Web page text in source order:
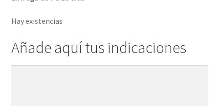
Regalo personal chico-chica
Decoración, cuadros y espejos
Iluminación, lamparas y apliques
Hay existencias
Añade aquí tus indicaciones